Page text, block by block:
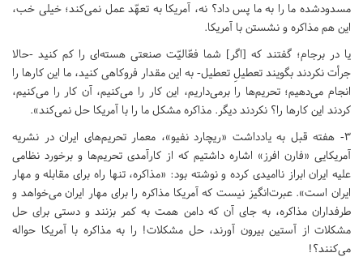
مسدودشده‌ ما را به ما پس داد؟ نه، آمریکا به تعهّد عمل نمی‌کند؛ خیلی خب،
این هم مذاکره و نشستن با آمریکا.
یا در برجام؛ گفتند که [اگر] شما فعّالیّت صنعتی هسته‌ای را کم کنید -حالا
جرأت نکردند بگویند تعطیلِ تعطیل- به این مقدار فروکاهی کنید، ما این کارها را
انجام می‌دهیم؛ تحریم‌ها را برمی‌داریم، این کار را می‌کنیم، آن کار را می‌کنیم،
کردند این کارها را؟ نکردند دیگر. مذاکره مشکل ما را با آمریکا حل نمی‌کند‌».
۳- هفته قبل به یادداشت «ریچارد نفیو»، معمار تحریم‌های ایران در نشریه
آمریکایی «فارن افرز» اشاره داشتیم که از کارآمدی تحریم‌ها و برخورد نظامی
علیه ایران ابراز نا‌امیدی کرده و نوشته بود: «‌مذاکره، تنها راه برای مقابله و مهار
ایران است‌». عبرت‌انگیز نیست که آمریکا مذاکره را برای مهار ایران می‌خواهد و
طرفداران مذاکره، به جای آن که دامن همت به کمر بزنند و دستی برای حل
مشکلات از آستین بیرون آورند، حل مشکلات‌! را به مذاکره با آمریکا حواله
می‌کنند؟!